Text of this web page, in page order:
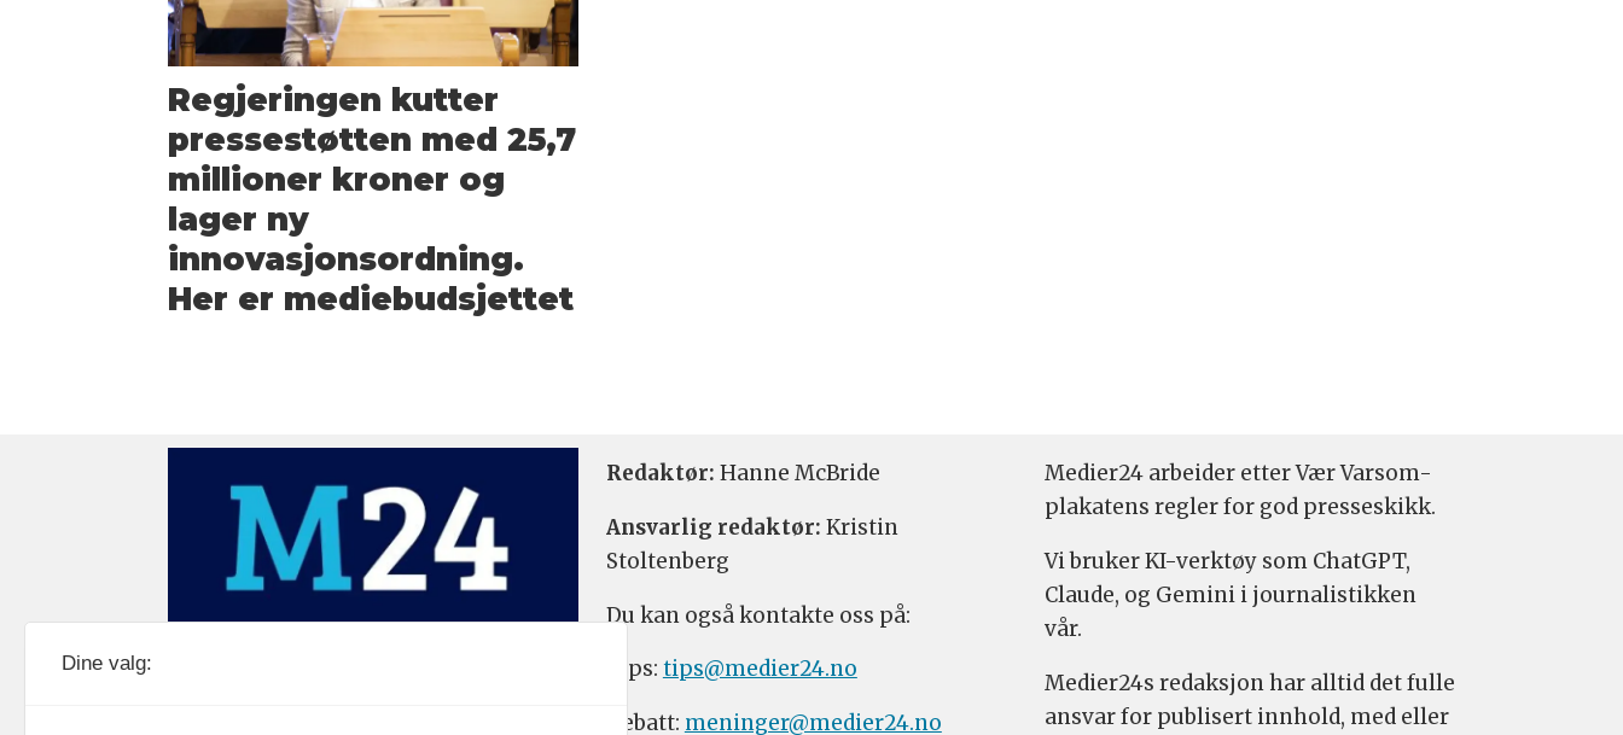
Regjeringen kutter
pressestøtten med 25,7
millioner kroner og
lager ny
innovasjonsordning.
Her er mediebudsjettet
Redaktør: Hanne McBride
Ansvarlig redaktør: Kristin
Stoltenberg
Du kan også kontakte oss på:
Tips: tips@medier24.no
Debatt: meninger@medier24.no
Medier24 arbeider etter Vær Varsom-
plakatens regler for god presseskikk.
Vi bruker KI-verktøy som ChatGPT,
Claude, og Gemini i journalistikken
vår.
Medier24s redaksjon har alltid det fulle
ansvar for publisert innhold, med eller
Dine valg: